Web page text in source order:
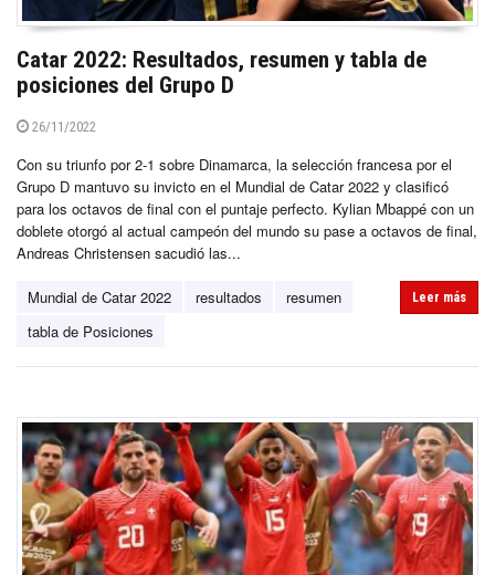
Catar 2022: Resultados, resumen y tabla de
posiciones del Grupo D
26/11/2022
Con su triunfo por 2-1 sobre Dinamarca, la selección francesa por el
Grupo D mantuvo su invicto en el Mundial de Catar 2022 y clasificó
para los octavos de final con el puntaje perfecto. Kylian Mbappé con un
doblete otorgó al actual campeón del mundo su pase a octavos de final,
Andreas Christensen sacudió las...
Mundial de Catar 2022 resultados
resumen
tabla de Posiciones
Leer más